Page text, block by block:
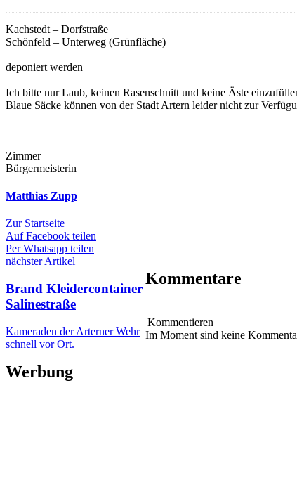
Kachstedt – Dorfstraße
Schönfeld – Unterweg (Grünfläche)
deponiert werden
Ich bitte nur Laub, keinen Rasenschnitt und keine Äste
Blaue Säcke können von der Stadt Artern leider nicht zur
Zimmer
Bürgermeisterin
Matthias Zupp
Zur Startseite
Auf Facebook teilen
Per Whatsapp teilen
nächster Artikel
Brand Kleidercontainer
Salinestraße
Kameraden der Arterner Wehr
schnell vor Ort.
Kommentare
Kommentieren
Im Moment sind keine
Werbung